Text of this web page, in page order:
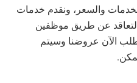
والسعر، ونقدم خدمات
عن طريق موظفين
الآن عروضنا وسيتم